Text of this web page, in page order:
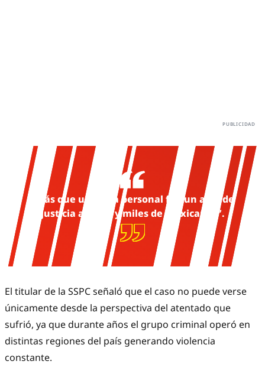
“Más que un tema personal fue un acto de
justicia a miles y miles de mexicanos”.
El titular de la SSPC señaló que el caso no puede verse
únicamente desde la perspectiva del atentado que
sufrió, ya que durante años el grupo criminal operó en
distintas regiones del país generando violencia
constante.